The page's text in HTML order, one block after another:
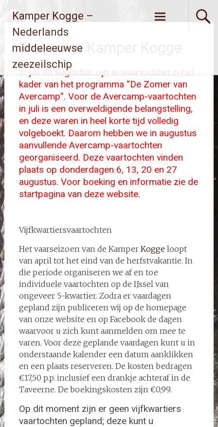
naarKamper Kogge –
Nederlands
middeleeuwse
zeezeilschip
Meevaren Kamper Kogge
In juli en augustus zijn er vaartochten in het
kader van het programma “De Zomer van
Avercamp”. Voor de Avercamp-vaartochten
in juli is een overweldigende belangstelling,
en deze waren in heel korte tijd volledig
volgeboekt. Daarom hebben we in augustus
aanvullende Avercamp-vaartochten
georganiseerd. Deze vaartochten vinden
plaats op donderdagen 6, 13, 20 en 27
augustus. Voor boeking en informatie zie de
startpagina van deze website.
Vijfkwartiersvaartochten
Het vaarseizoen van de Kamper Koggeloopt
van april tot het eind van de herfstvakantie. In
die periode organiseren we af en toe
individuele vaartochten op de IJssel van
ongeveer 5-kwartier. Zodra er vaardagen
gepland zijn publiceren wij op de homepage
van onze website en op Facebook de dagen
waarvoor u zich kunt aanmelden om mee te
varen. Voor deze geplande vaardagen kunt u in
onderstaande kalender een datum aanklikken
en een plaats reserveren. De kosten bedragen
€17,50 p.p. inclusief een drankje achteraf in de
Taveerne. De boekingskosten zijn €0,99.
Op dit moment zijn er geen vijfkwartiers
vaartochten gepland; deze kunt u